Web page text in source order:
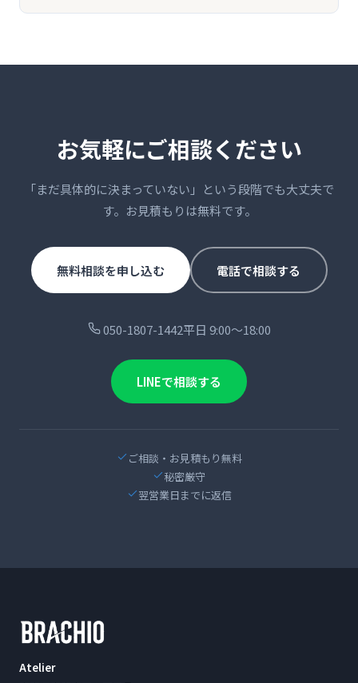
お気軽にご相談ください
「まだ具体的に決まっていない」という段階でも大丈夫で
す。お見積もりは無料です。
無料相談を申し込む 電話で相談する
050-1807-1442平日 9:00〜18:00
LINEで相談する
ご相談・お見積もり無料
秘密厳守
翌営業日までに返信
Atelier